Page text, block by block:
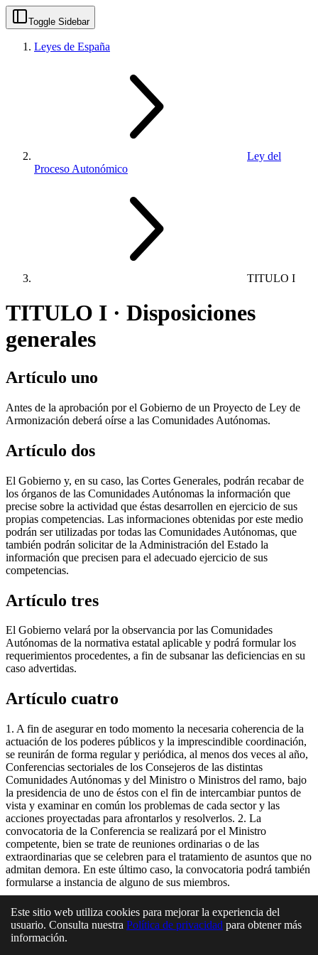
Toggle Sidebar
Leyes de España
Ley del
Proceso Autonómico
TITULO I
TITULO I · Disposiciones
generales
Artículo uno
Antes de la aprobación por el Gobierno de un Proyecto de Ley de
Armonización deberá oírse a las Comunidades Autónomas.
Artículo dos
El Gobierno y, en su caso, las Cortes Generales, podrán recabar de
los órganos de las Comunidades Autónomas la información que
precise sobre la actividad que éstas desarrollen en ejercicio de sus
propias competencias. Las informaciones obtenidas por este medio
podrán ser utilizadas por todas las Comunidades Autónomas, que
también podrán solicitar de la Administración del Estado la
información que precisen para el adecuado ejercicio de sus
competencias.
Artículo tres
El Gobierno velará por la observancia por las Comunidades
Autónomas de la normativa estatal aplicable y podrá formular los
requerimientos procedentes, a fin de subsanar las deficiencias en su
caso advertidas.
Artículo cuatro
1. A fin de asegurar en todo momento la necesaria coherencia de la
actuación de los poderes públicos y la imprescindible coordinación,
se reunirán de forma regular y periódica, al menos dos veces al año,
Conferencias sectoriales de los Consejeros de las distintas
Comunidades Autónomas y del Ministro o Ministros del ramo, bajo
la presidencia de uno de éstos con el fin de intercambiar puntos de
vista y examinar en común los problemas de cada sector y las
acciones proyectadas para afrontarlos y resolverlos. 2. La
convocatoria de la Conferencia se realizará por el Ministro
competente, bien se trate de reuniones ordinarias o de las
extraordinarias que se celebren para el tratamiento de asuntos que no
admitan demora. En este último caso, la convocatoria podrá también
formularse a instancia de alguno de sus miembros.
En esta página
Artículo uno
Este sitio web utiliza cookies para mejorar la experiencia del
usuario. Consulta nuestra Política de privacidad para obtener más
información.